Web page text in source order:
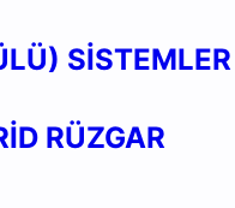
SİSTEMLER
RÜZGAR